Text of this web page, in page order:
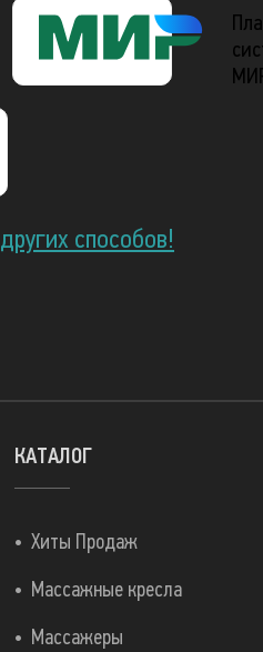
других способов!
КАТАЛОГ
Хиты Продаж
Массажные кресла
Массажеры